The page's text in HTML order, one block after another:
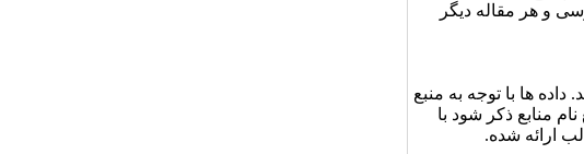
و هر مقاله دیگر
داده­ ها با توجه به منبع
منابع ذکر شود با
ارائه شده.